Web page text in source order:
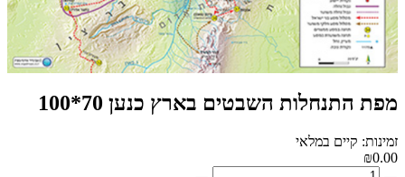
מפת התנחלות השבטים בארץ כנען 70*100
זמינות: קיים במלאי
₪0.00